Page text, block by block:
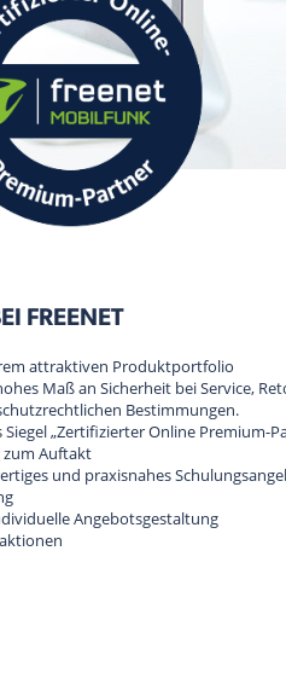
FREENET
attraktiven Produktportfolio
Maß an Sicherheit bei Service,
Bestimmungen.
„Zertifizierter Online Premium-
zum Auftakt
und praxisnahes
Angebotsgestaltung